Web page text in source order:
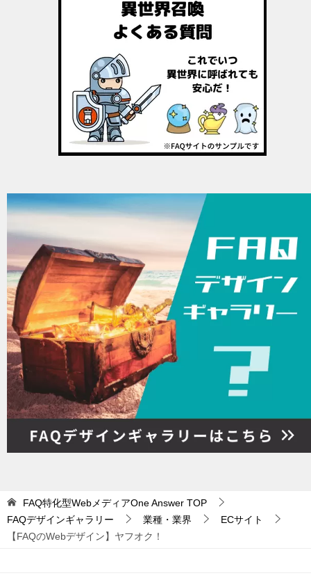
FAQ特化型WebメディアOne Answer TOP
FAQデザインギャラリー
業種・業界
ECサイト
【FAQのWebデザイン】ヤフオク！